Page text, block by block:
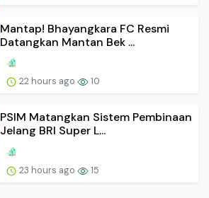
Mantap! Bhayangkara FC Resmi
Datangkan Mantan Bek ...
22 hours ago 10
PSIM Matangkan Sistem Pembinaan
Jelang BRI Super L...
23 hours ago 15